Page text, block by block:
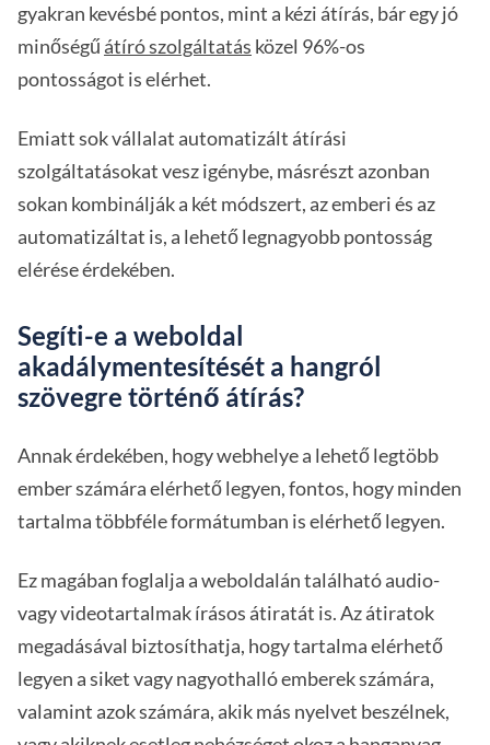
gyakran kevésbé pontos, mint a kézi átírás, bár egy jó
minőségű átíró szolgáltatás közel 96%-os
pontosságot is elérhet.
Emiatt sok vállalat automatizált átírási
szolgáltatásokat vesz igénybe, másrészt azonban
sokan kombinálják a két módszert, az emberi és az
automatizáltat is, a lehető legnagyobb pontosság
elérése érdekében.
Segíti-e a weboldal
akadálymentesítését a hangról
szövegre történő átírás?
Annak érdekében, hogy webhelye a lehető legtöbb
ember számára elérhető legyen, fontos, hogy minden
tartalma többféle formátumban is elérhető legyen.
Ez magában foglalja a weboldalán található audio-
vagy videotartalmak írásos átiratát is. Az átiratok
megadásával biztosíthatja, hogy tartalma elérhető
legyen a siket vagy nagyothalló emberek számára,
valamint azok számára, akik más nyelvet beszélnek,